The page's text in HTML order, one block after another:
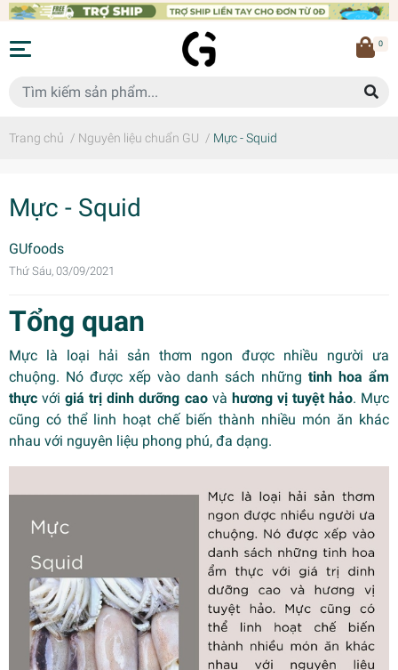
0
Trang chủ / Nguyên liệu chuẩn GU / Mực - Squid
Mực - Squid
GUfoods
Thứ Sáu, 03/09/2021
Tổng quan
Mực là loại hải sản thơm ngon được nhiều người ưa
chuộng. Nó được xếp vào danh sách những tinh hoa ẩm
thực vớigiá trị dinh dưỡng caovà hương vị tuyệt hảo. Mực
cũng có thể linh hoạt chế biến thành nhiều món ăn khác
nhau với nguyên liệu phong phú, đa dạng.